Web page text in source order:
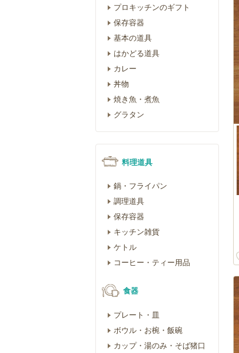
プロキッチンのギフト
保存容器
基本の道具
はかどる道具
カレー
丼物
焼き魚・煮魚
グラタン
料理道具
鍋・フライパン
調理道具
保存容器
キッチン雑貨
ケトル
コーヒー・ティー用品
食器
プレート・皿
ボウル・お椀・飯碗
カップ・湯のみ・そば猪口